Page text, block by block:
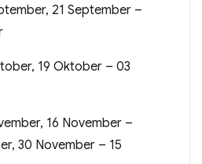
21 September –
19 Oktober – 03
16 November –
30 November – 15